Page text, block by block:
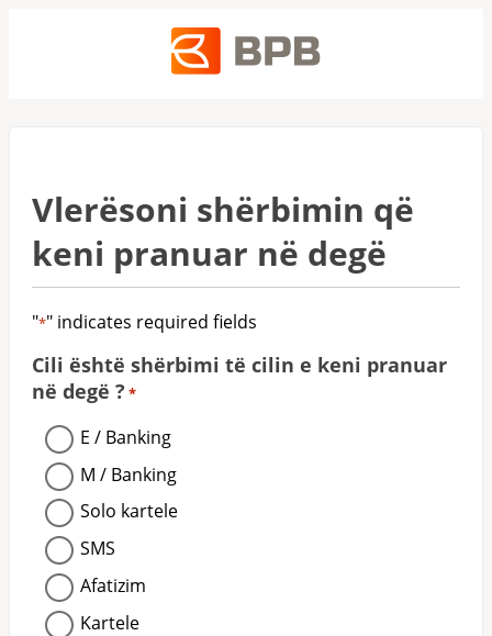
Vlerësoni shërbimin që
keni pranuar në degë
"*" indicates required fields
Cili është shërbimi të cilin e keni pranuar
në degë ? *
E / Banking
M / Banking
Solo kartele
SMS
Afatizim
Kartele